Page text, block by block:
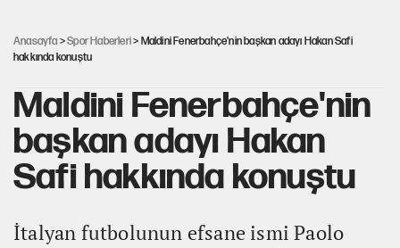
Anasayfa >Spor Haberleri> Maldini Fenerbahçe'nin başkan adayı Hakan Safi
hakkında konuştu
Maldini Fenerbahçe'nin
başkan adayı Hakan
Safi hakkında konuştu
İtalyan futbolunun efsane ismi Paolo